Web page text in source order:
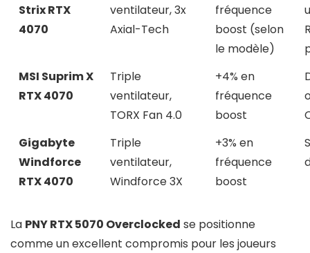
Strix RTX
4070
ventilateur, 3x
Axial-Tech
fréquence
boost (selon
le modèle)
MSI Suprim X
RTX 4070
Triple
ventilateur,
TORX Fan 4.0
+4% en
fréquence
boost
Gigabyte
Windforce
RTX 4070
Triple
ventilateur,
Windforce 3X
+3% en
fréquence
boost
La PNY RTX 5070 Overclocked se positionne
comme un excellent compromis pour les joueurs